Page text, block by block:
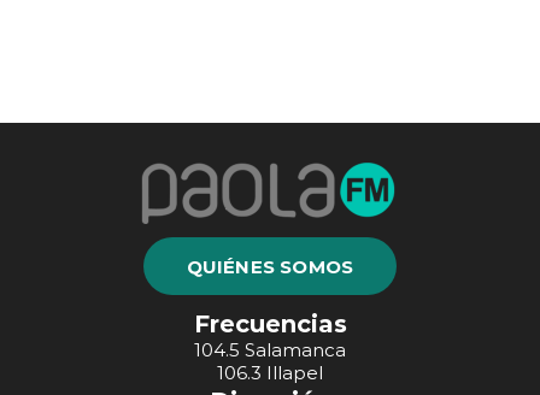
QUIÉNES SOMOS
Frecuencias
104.5 Salamanca
106.3 Illapel